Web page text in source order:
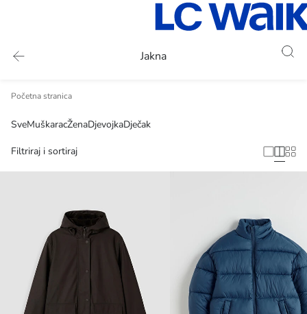
Jakna
Početna stranica
SveMuškaracŽenaDjevojkaDječak
Filtriraj i sortiraj